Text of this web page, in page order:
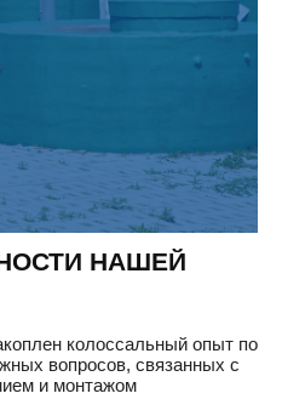
НАШЕЙ
колоссальный опыт по
вопросов, связанных с
и монтажом